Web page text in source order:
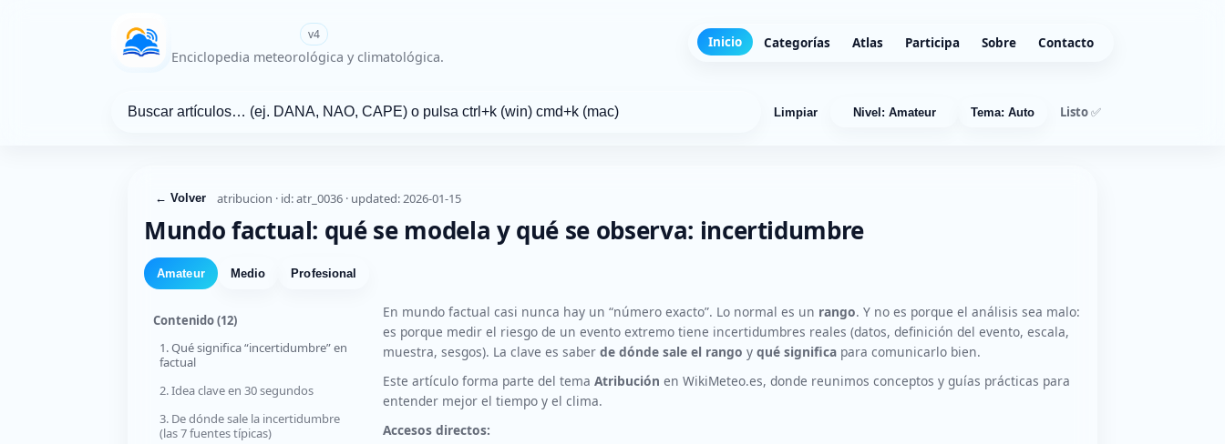
WikiMeteo.es v4
Enciclopedia meteorológica y climatológica.
Inicio Categorías Atlas Participa Sobre Contacto
Limpiar Nivel: Amateur Tema: Auto Listo ✅
← Volver atribucion · id: atr_0036 · updated: 2026-01-15
Mundo factual: qué se modela y qué se observa: incertidumbre
Amateur Medio Profesional
Contenido(12)
1. Qué significa “incertidumbre” en
factual
2. Idea clave en 30 segundos
3. De dónde sale la incertidumbre
(las 7 fuentes típicas)
En mundo factual casi nunca hay un “número exacto”. Lo normal es un rango. Y no es porque el análisis sea malo:
es porque medir el riesgo de un evento extremo tiene incertidumbres reales (datos, definición del evento, escala,
muestra, sesgos). La clave es saber de dónde sale el rango y qué significa para comunicarlo bien.
Este artículo forma parte del tema Atribución en WikiMeteo.es, donde reunimos conceptos y guías prácticas para
entender mejor el tiempo y el clima.
Accesos directos: